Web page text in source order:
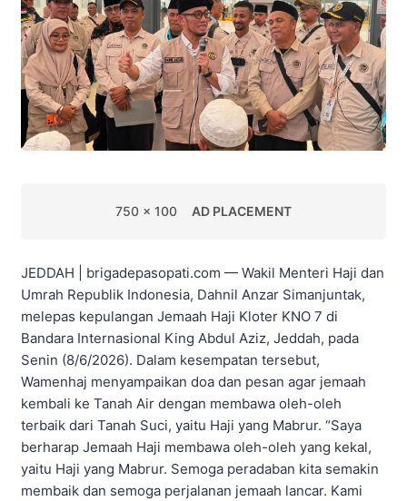
750 x 100 AD PLACEMENT
JEDDAH | brigadepasopati.com — Wakil Menteri Haji dan
Umrah Republik Indonesia, Dahnil Anzar Simanjuntak,
melepas kepulangan Jemaah Haji Kloter KNO 7 di
Bandara Internasional King Abdul Aziz, Jeddah, pada
Senin (8/6/2026). Dalam kesempatan tersebut,
Wamenhaj menyampaikan doa dan pesan agar jemaah
kembali ke Tanah Air dengan membawa oleh-oleh
terbaik dari Tanah Suci, yaitu Haji yang Mabrur. “Saya
berharap Jemaah Haji membawa oleh-oleh yang kekal,
yaitu Haji yang Mabrur. Semoga peradaban kita semakin
membaik dan semoga perjalanan jemaah lancar. Kami